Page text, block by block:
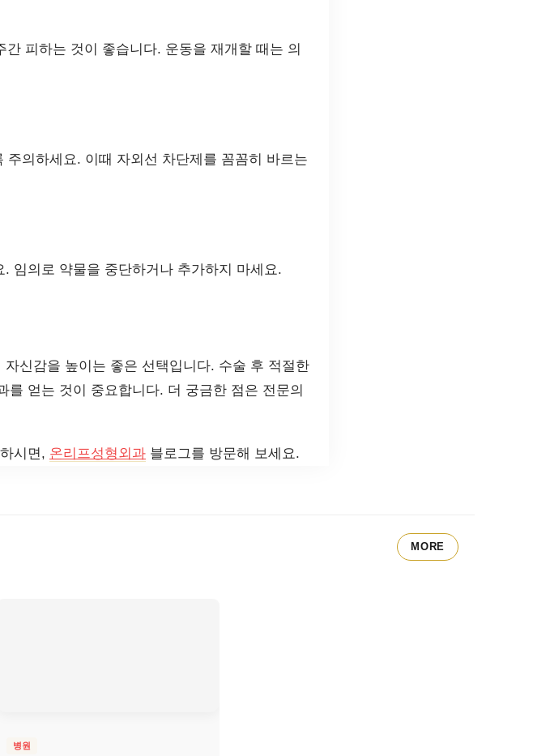
피하는 것이 좋습니다. 운동을 재개할 때는 의
의하세요. 이때 자외선 차단제를 꼼꼼히 바르는
임의로 약물을 중단하거나 추가하지 마세요.
신감을 높이는 좋은 선택입니다. 수술 후 적절한
얻는 것이 중요합니다. 더 궁금한 점은 전문의
시면, 온리프성형외과 블로그를 방문해 보세요.
MORE
병원